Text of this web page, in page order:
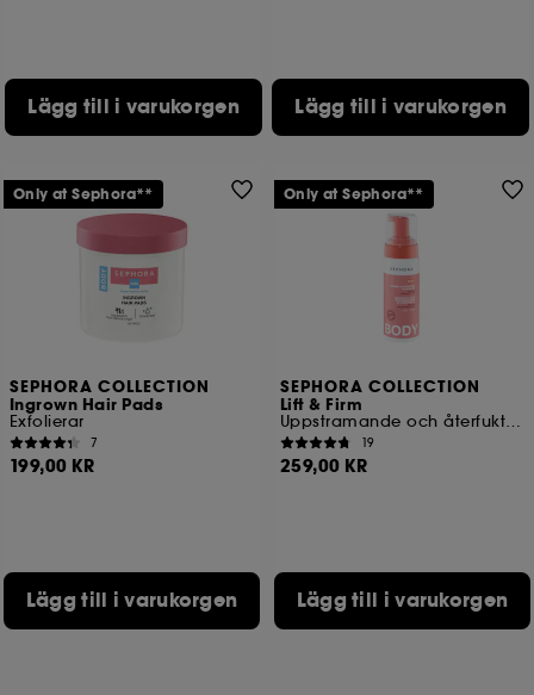
Lägg till i varukorgen Lägg till i varukorgen
SEPHORA COLLECTION
Ingrown Hair Pads
Exfolierar
7
199,00 KR
Lägg till i varukorgen
Only at Sephora**
SEPHORA COLLECTION
Lift & Firm
Uppstramande och återfuktande
19
259,00 KR
Lägg till i varukorgen
Only at Sephora**